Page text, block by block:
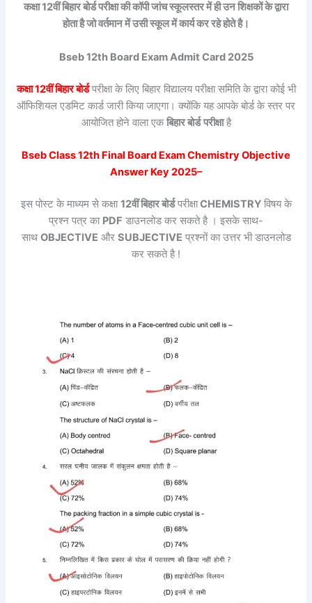
कक्षा 12वींबिहार बोर्डपरीक्षा की कॉपी जांच स्कूलस्तर में ही उन शिक्षकों के द्वारा
होता है जो वर्तमान में उसी स्कूल में कार्य कर रहे होते है।
Bseb 12th Board Exam Admit Card 2025
कक्षा 12वींबिहार बोर्डपरीक्षा के लिए बिहार विद्यालय परीक्षा समिति के द्वारा कोई भी
ऑफिशियल एडमिट कार्ड जारी किया जाएगा। क्योंकि यह आपके बोर्ड के स्तर पर
आयोजित होने वाला एकबिहार बोर्ड परीक्षाहै
Bseb Class 12th Final Board ExamChemistryObjective
Answer Key 2025–
इस पोस्ट के माध्यम से कक्षा12वींबिहार बोर्डपरीक्षाCHEMISTRY विषय के
प्रश्न पत्र का PDF डाउनलोड कर सकते है । इसके साथ-
साथ OBJECTIVE और SUBJECTIVE प्रश्नों का उत्तर भी डाउनलोड
कर सकते है !